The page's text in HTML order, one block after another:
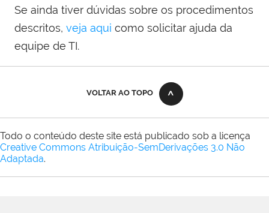
Se ainda tiver dúvidas sobre os procedimentos
descritos, veja aqui como solicitar ajuda da
equipe de TI.
VOLTAR AO TOPO
Todo o conteúdo deste site está publicado sob a licença
Creative Commons Atribuição-SemDerivações 3.0 Não
Adaptada.